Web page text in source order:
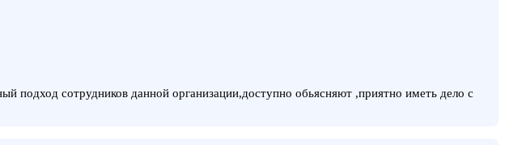
подход сотрудников данной организации,доступно обьясняют ,приятно иметь дело с